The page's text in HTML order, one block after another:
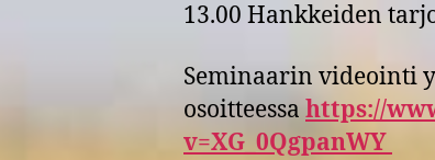
13.00 Hankkeiden
Seminaarin videointi
osoitteessa https://
v=XG_0QgpanWY